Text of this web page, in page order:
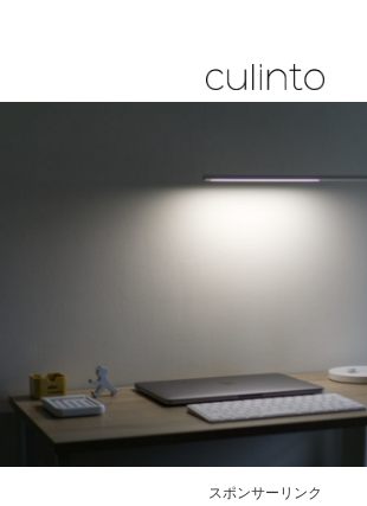
スポンサーリンク